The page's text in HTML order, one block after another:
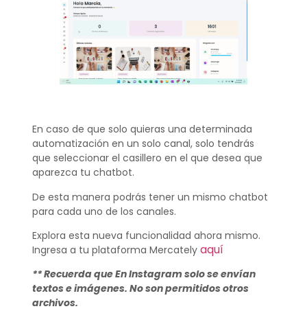
En caso de que solo quieras una determinada
automatización en un solo canal, solo tendrás
que seleccionar el casillero en el que desea que
aparezca tu chatbot.
De esta manera podrás tener un mismo chatbot
para cada uno de los canales.
Explora esta nueva funcionalidad ahora mismo.
Ingresa a tu plataforma Mercately aquí
** Recuerda que En Instagram solo se envían
textos e imágenes. No son permitidos otros
archivos.